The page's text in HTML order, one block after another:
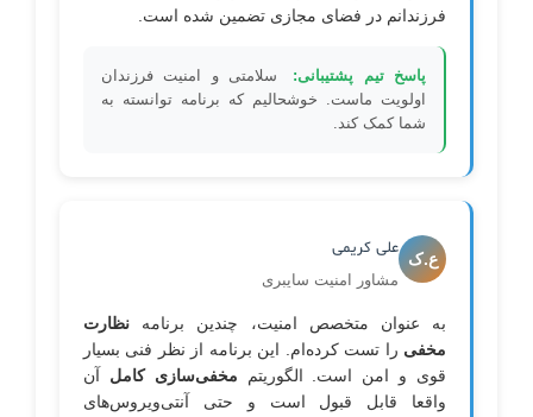
فرزندانم در فضای مجازی تضمین شده است.
پاسخ تیم پشتیبانی:
سلامتی و امنیت فرزندان
اولویت ماست. خوشحالیم که برنامه توانسته به
شما کمک کند.
ع.ک علی کریمی
مشاور امنیت سایبری
به عنوان متخصص امنیت، چندین برنامه نظارت
مخفی را تست کرده‌ام. این برنامه از نظر فنی بسیار
قوی و امن است. الگوریتم مخفی‌سازی کامل آن
واقعا قابل قبول است و حتی آنتی‌ویروس‌های